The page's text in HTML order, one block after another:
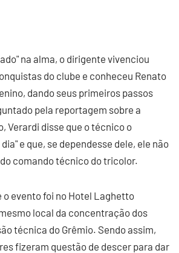
na alma, o dirigente vivenciou
do clube e conheceu Renato
dando seus primeiros passos
pela reportagem sobre a
Verardi disse que o técnico o
e que, se dependesse dele, ele não
comando técnico do tricolor.
o evento foi no Hotel Laghetto
local da concentração dos
técnica do Grêmio. Sendo assim,
fizeram questão de descer para dar